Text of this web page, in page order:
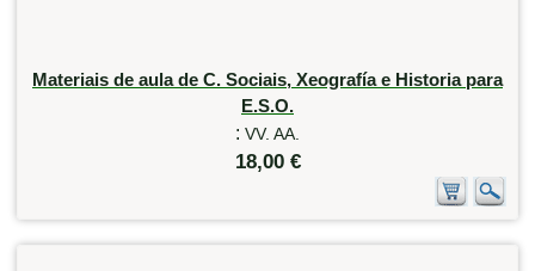
Materiais de aula de C. Sociais, Xeografía e Historia para
E.S.O.
: VV. AA.
18,00 €